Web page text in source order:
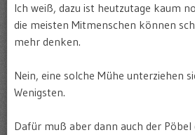
Ich weiß, dazu ist heutzutage kaum
die meisten Mitmenschen können
mehr denken.
Nein, eine solche Mühe unterziehen
Wenigsten.
Dafür muß aber dann auch der Pöbel